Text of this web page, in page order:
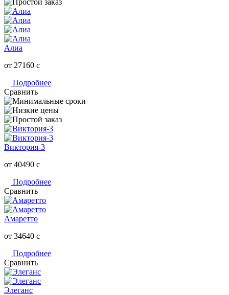
Алиа
от 27160 c
Подробнее
Сравнить
Виктория-3
от 40490 c
Подробнее
Сравнить
Амаретто
от 34640 c
Подробнее
Сравнить
Элеганс